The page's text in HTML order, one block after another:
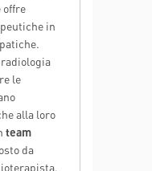
offre
in
le
alla loro
team
da